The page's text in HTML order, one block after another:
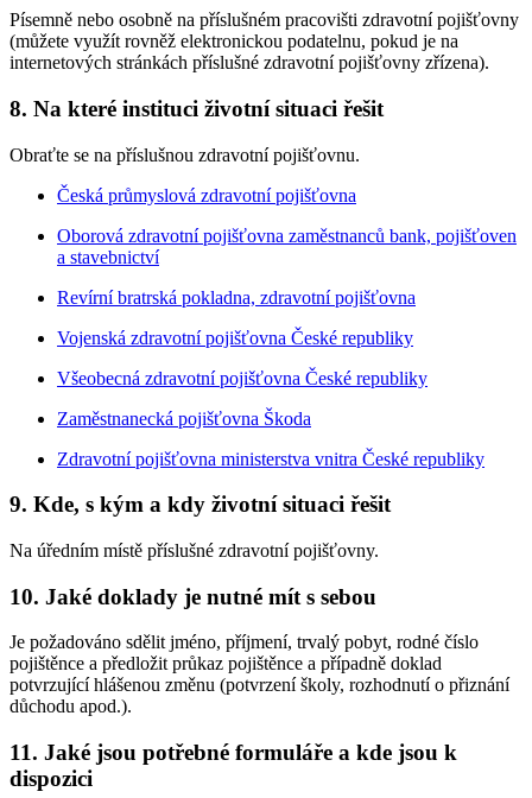
Písemně nebo osobně na příslušném pracovišti zdravotní pojišťovny
(můžete využít rovněž elektronickou podatelnu, pokud je na
internetových stránkách příslušné zdravotní pojišťovny zřízena).
8. Na které instituci životní situaci řešit
Obraťte se na příslušnou zdravotní pojišťovnu.
Česká průmyslová zdravotní pojišťovna
Oborová zdravotní pojišťovna zaměstnanců bank, pojišťoven
a stavebnictví
Revírní bratrská pokladna, zdravotní pojišťovna
Vojenská zdravotní pojišťovna České republiky
Všeobecná zdravotní pojišťovna České republiky
Zaměstnanecká pojišťovna Škoda
Zdravotní pojišťovna ministerstva vnitra České republiky
9. Kde, s kým a kdy životní situaci řešit
Na úředním místě příslušné zdravotní pojišťovny.
10. Jaké doklady je nutné mít s sebou
Je požadováno sdělit jméno, příjmení, trvalý pobyt, rodné číslo
pojištěnce a předložit průkaz pojištěnce a případně doklad
potvrzující hlášenou změnu (potvrzení školy, rozhodnutí o přiznání
důchodu apod.).
11. Jaké jsou potřebné formuláře a kde jsou k
dispozici